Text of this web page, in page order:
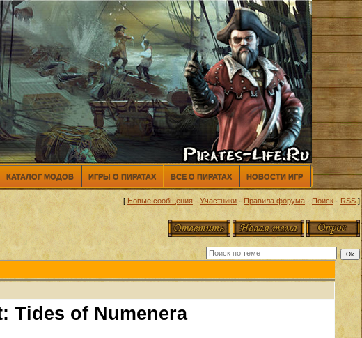
КАТАЛОГ МОДОВ ИГРЫ О ПИРАТАХ ВСЕ О ПИРАТАХ НОВОСТИ ИГР
[ Новые сообщения · Участники · Правила форума · Поиск · RSS]
Tides of Numenera